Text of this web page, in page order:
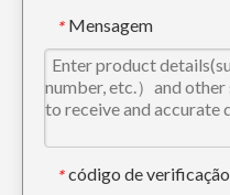
* Mensagem
* código de verificação